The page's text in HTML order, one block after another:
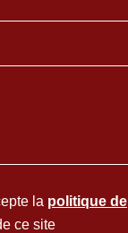
la politique de
ce site